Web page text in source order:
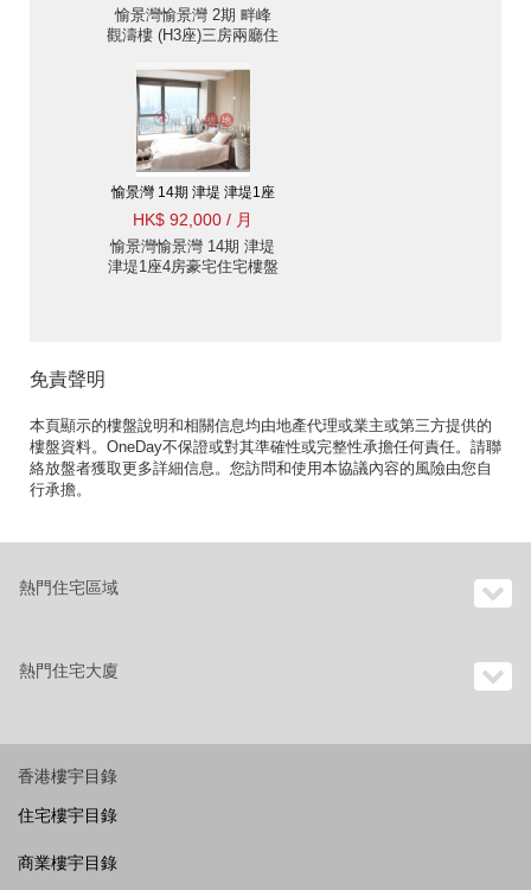
愉景灣愉景灣 2期 畔峰
觀濤樓 (H3座)三房兩廳住
愉景灣 14期 津堤 津堤1座
HK$ 92,000 / 月
愉景灣愉景灣 14期 津堤
津堤1座4房豪宅住宅樓盤
免責聲明
本頁顯示的樓盤說明和相關信息均由地產代理或業主或第三方提供的
樓盤資料。OneDay不保證或對其準確性或完整性承擔任何責任。請聯
絡放盤者獲取更多詳細信息。您訪問和使用本協議內容的風險由您自
行承擔。
熱門住宅區域
熱門住宅大廈
香港樓宇目錄
住宅樓宇目錄
商業樓宇目錄